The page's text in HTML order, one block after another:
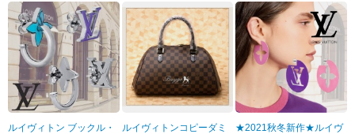
ー ラウンドファスナー長
財布
ルイヴィトン ブックル・
ルイヴィトンコピーダミ
★2021秋冬新作★ルイヴ